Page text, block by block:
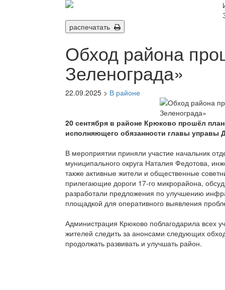
распечатать
Обход района
Зеленограда»
22.09.2025 > В районе
20 сентября в районе Крюково прошёл
исполняющего обязанности главы управы
В мероприятии приняли участие начальник
муниципального округа Наталия Федотова,
также активные жители и общественные
прилегающие дороги 17-го микрорайона,
разработали предложения по улучшению
площадкой для оперативного выявления
Администрация Крюково поблагодарила всех
жителей следить за анонсами следующих
продолжать развивать и улучшать район.